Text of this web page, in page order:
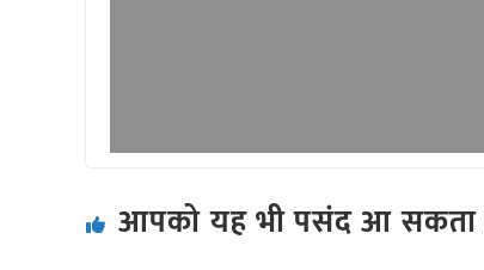
आपको यह भी पसंद आ सकता